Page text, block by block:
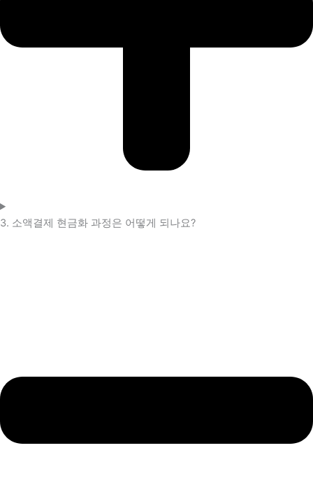
3. 소액결제 현금화 과정은 어떻게 되나요?